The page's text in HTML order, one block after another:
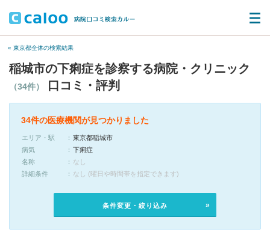
« 東京都全体の検索結果
稲城市の下痢症を診察する病院・クリニック
（34件） 口コミ・評判
34件の医療機関が見つかりました
エリア・駅
東京都稲城市
病気
下痢症
名称
なし
詳細条件
なし (曜日や時間帯を指定できます)
条件変更・絞り込み